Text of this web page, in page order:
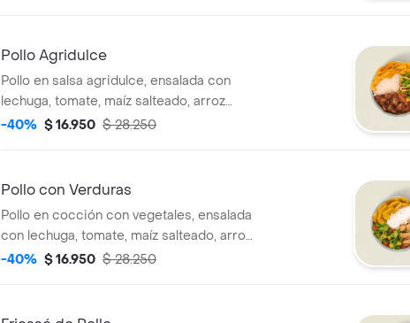
Pollo Agridulce
Pollo en salsa agridulce, ensalada con
lechuga, tomate, maíz salteado, arroz
blanco, moneditas de plátano y salsa
-40% $ 16.950 $ 28.250
Pollo con Verduras
Pollo en cocción con vegetales, ensalada
con lechuga, tomate, maíz salteado, arroz
blanco, moneditas de plátano y salsa
-40% $ 16.950 $ 28.250